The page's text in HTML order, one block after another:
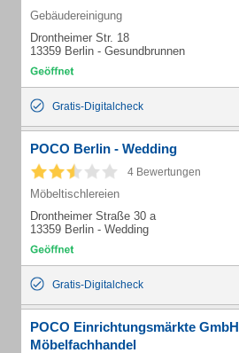
Gebäudereinigung
Drontheimer Str. 18
13359 Berlin - Gesundbrunnen
Gratis-Digitalcheck
POCO Berlin - Wedding
4 Bewertungen
Möbeltischlereien
Drontheimer Straße 30 a
13359 Berlin - Wedding
Gratis-Digitalcheck
POCO Einrichtungsmärkte GmbH
Möbelfachhandel